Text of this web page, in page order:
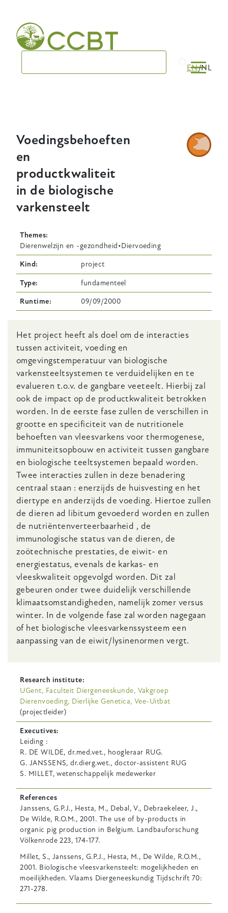
main
navigation
EN NL
Voedingsbehoeften
en
productkwaliteit
in de biologische
varkensteelt
Themes
Dierenwelzijn en -gezondheid Diervoeding
Kind project
Type fundamenteel
Runtime 09/09/2000
Body
Het project heeft als doel om de interacties
tussen activiteit, voeding en
omgevingstemperatuur van biologische
varkensteeltsystemen te verduidelijken en te
evalueren t.o.v. de gangbare veeteelt. Hierbij zal
ook de impact op de productkwaliteit betrokken
worden. In de eerste fase zullen de verschillen in
grootte en specificiteit van de nutritionele
behoeften van vleesvarkens voor thermogenese,
immuniteitsopbouw en activiteit tussen gangbare
en biologische teeltsystemen bepaald worden.
Twee interacties zullen in deze benadering
centraal staan : enerzijds de huisvesting en het
diertype en anderzijds de voeding. Hiertoe zullen
de dieren ad libitum gevoederd worden en zullen
de nutriëntenverteerbaarheid , de
immunologische status van de dieren, de
zoötechnische prestaties, de eiwit- en
energiestatus, evenals de karkas- en
vleeskwaliteit opgevolgd worden. Dit zal
gebeuren onder twee duidelijk verschillende
klimaatsomstandigheden, namelijk zomer versus
winter. In de volgende fase zal worden nagegaan
of het biologische vleesvarkenssysteem een
aanpassing van de eiwit/lysinenormen vergt.
Research institute
UGent, Faculteit Diergeneeskunde, Vakgroep
Dierenvoeding, Dierlijke Genetica, Vee-Uitbat
(projectleider)
Executives
Leiding :
R. DE WILDE, dr.med.vet., hoogleraar RUG.
G. JANSSENS, dr.dierg.wet., doctor-assistent RUG
S. MILLET, wetenschappelijk medewerker
References
Janssens, G.P.J., Hesta, M., Debal, V., Debraekeleer, J.,
De Wilde, R.O.M., 2001. The use of by-products in
organic pig production in Belgium. Landbauforschung
Völkenrode 223, 174-177.
Millet, S., Janssens, G.P.J., Hesta, M., De Wilde, R.O.M.,
2001. Biologische vleesvarkensteelt: mogelijkheden en
moeilijkheden. Vlaams Diergeneeskundig Tijdschrift 70:
271-278.